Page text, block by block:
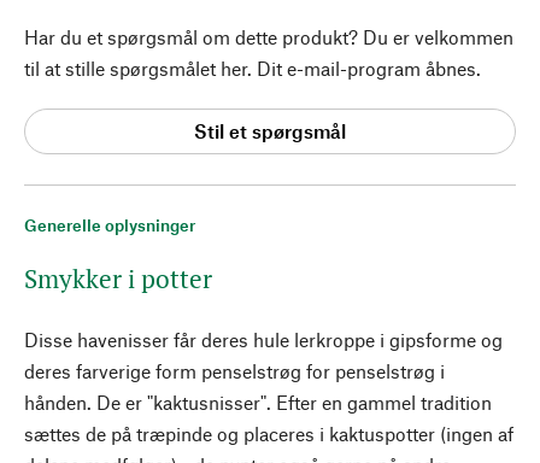
Generelle oplysninger
Smykker i potter
Disse havenisser får deres hule lerkroppe i gipsforme og
deres farverige form penselstrøg for penselstrøg i
hånden. De er "kaktusnisser". Efter en gammel tradition
sættes de på træpinde og placeres i kaktuspotter (ingen af
Har du et spørgsmål om dette produkt? Du er velkommen
til at stille spørgsmålet her. Dit e-mail-program åbnes.
Stil et spørgsmål